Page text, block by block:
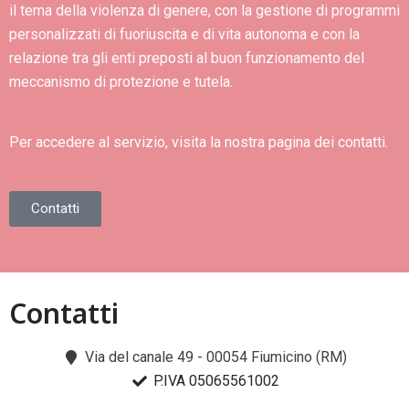
il tema della violenza di genere, con la gestione di programmi
personalizzati di fuoriuscita e di vita autonoma e con la
relazione tra gli enti preposti al buon funzionamento del
meccanismo di protezione e tutela.
Per accedere al servizio, visita la nostra pagina dei contatti.
Contatti
Contatti​
Via del canale 49 - 00054 Fiumicino (RM)
P.IVA 05065561002